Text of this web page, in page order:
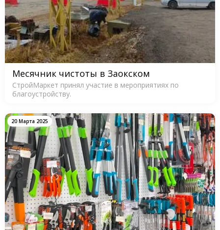
Месячник чистоты в Заокском
СтройМаркет принял участие в мероприятиях по
благоустройству.
20 Марта 2025